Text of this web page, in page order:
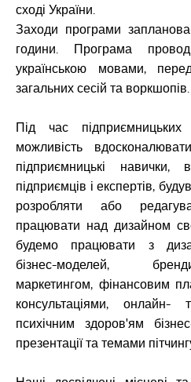
сході України.
Заходи програми
години. Програма
українською мовами,
загальних сесій та воркшопів.
Під час
можливість
підприємницькі навички,
підприємців і експертів,
розробляти або
працювати над дизайном
будемо працювати з
бізнес-моделей,
маркетингом, фінансовим
консультаціями, онлайн-
психічним здоров'ям
презентації та темами